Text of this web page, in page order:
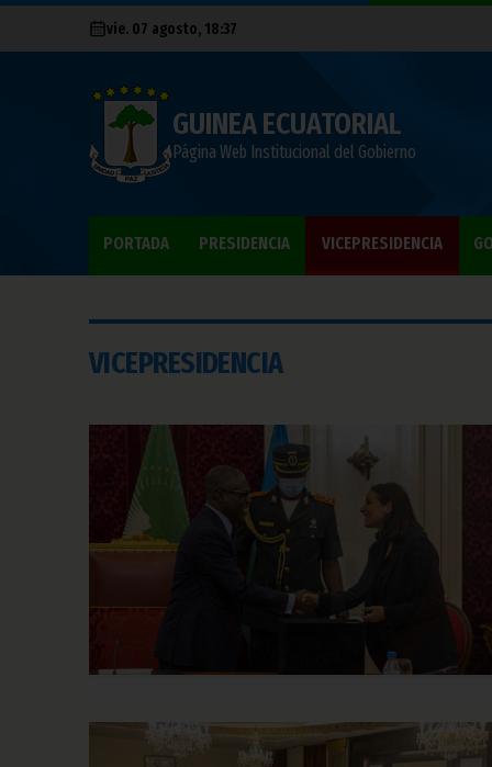
vie. 07 agosto, 18:37
GUINEA ECUATORIAL
Página Web Institucional del Gobierno
PORTADA PRESIDENCIA VICEPRESIDENCIA
VICEPRESIDENCIA